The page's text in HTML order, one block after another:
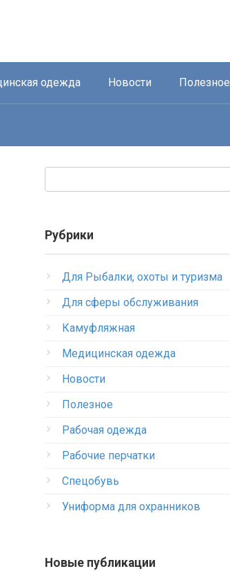
одежда Новости Полезное
Рубрики
Для Рыбалки, охоты и туризма
Для сферы обслуживания
Камуфляжная
Медицинская одежда
Новости
Полезное
Рабочая одежда
Рабочие перчатки
Спецобувь
Униформа для охранников
Новые публикации